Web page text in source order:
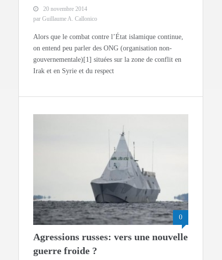
20 novembre 2014
par Guillaume A. Callonico
Alors que le combat contre l’État islamique continue,
on entend peu parler des ONG (organisation non-
gouvernementale)[1] situées sur la zone de conflit en
Irak et en Syrie et du respect
0
Agressions russes: vers une nouvelle
guerre froide ?